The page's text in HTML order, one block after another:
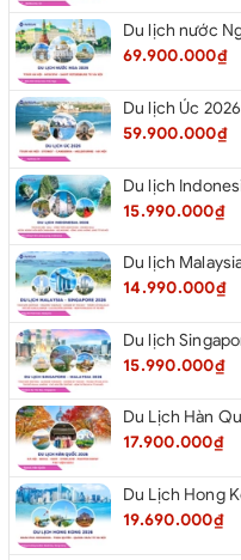
69.900.000₫
59.900.000₫
15.990.000₫
14.990.000₫
15.990.000₫
17.900.000₫
19.690.000₫